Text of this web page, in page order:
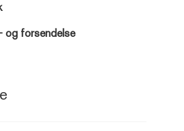
og forsendelse